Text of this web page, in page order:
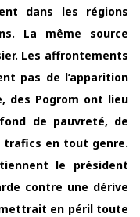
dans les régions
La même source
Les affrontements
pas de l’apparition
des Pogrom ont lieu
de pauvreté, de
en tout genre.
le président
contre une dérive
en péril toute